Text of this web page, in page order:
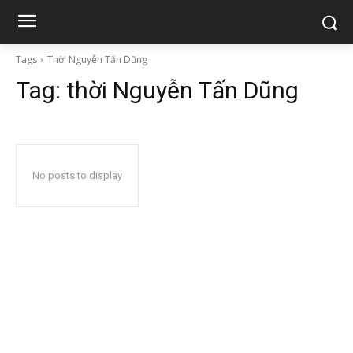
Tags Thời Nguyễn Tấn Dũng
Tag: thời Nguyễn Tấn Dũng
No posts to display